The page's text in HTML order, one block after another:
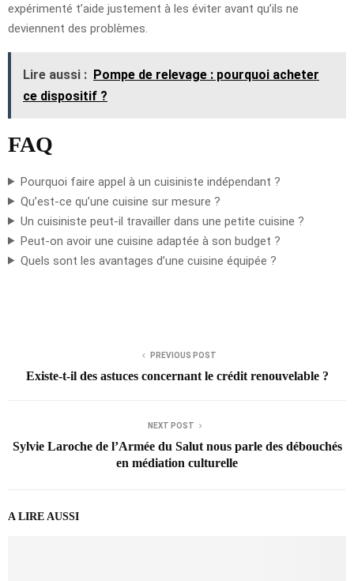
expérimenté t’aide justement à les éviter avant qu’ils ne
deviennent des problèmes.
Lire aussi : Pompe de relevage : pourquoi acheter
ce dispositif ?
FAQ
Pourquoi faire appel à un cuisiniste indépendant ?
Qu’est-ce qu’une cuisine sur mesure ?
Un cuisiniste peut-il travailler dans une petite cuisine ?
Peut-on avoir une cuisine adaptée à son budget ?
Quels sont les avantages d’une cuisine équipée ?
PREVIOUS POST
Existe-t-il des astuces concernant le crédit renouvelable ?
NEXT POST
Sylvie Laroche de l’Armée du Salut nous parle des débouchés
en médiation culturelle
A LIRE AUSSI